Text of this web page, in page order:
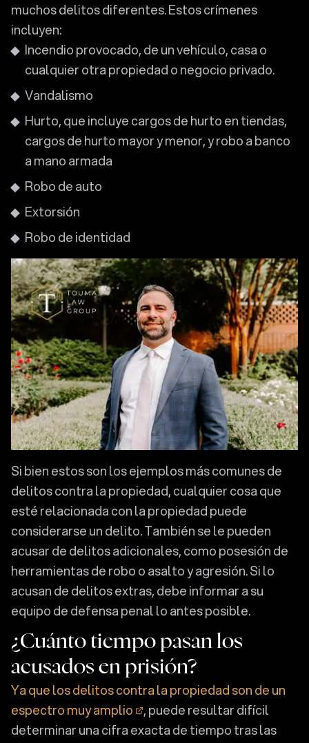
muchos delitos diferentes. Estos crímenes
incluyen:
Incendio provocado, de un vehículo, casa o
cualquier otra propiedad o negocio privado.
Vandalismo
Hurto, que incluye cargos de hurto en tiendas,
cargos de hurto mayor y menor, y robo a banco
a mano armada
Robo de auto
Extorsión
Robo de identidad
Si bien estos son los ejemplos más comunes de
delitos contra la propiedad, cualquier cosa que
esté relacionada con la propiedad puede
considerarse un delito. También se le pueden
acusar de delitos adicionales, como posesión de
herramientas de robo o asalto y agresión. Si lo
acusan de delitos extras, debe informar a su
equipo de defensa penal lo antes posible.
¿Cuánto tiempo pasan los
acusados en prisión?
Ya que los delitos contra la propiedad son de un
espectro muy amplio
, puede resultar difícil
determinar una cifra exacta de tiempo tras las